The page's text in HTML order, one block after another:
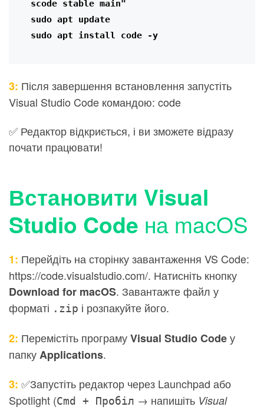
scode stable main"
sudo apt update
sudo apt install code -y
3: Після завершення встановлення запустіть
Visual Studio Code командою: code
✅ Редактор відкриється, і ви зможете відразу
почати працювати!
Встановити Visual
Studio Code на macOS
1: Перейдіть на сторінку завантаження VS Code:
https://code.visualstudio.com/. Натисніть кнопку
Download for macOS. Завантажте файл у
форматі .zip і розпакуйте його.
2: Перемістіть програмуVisual Studio Codeу
папкуApplications.
3: ✅Запустіть редактор через Launchpad або
Spotlight (Cmd + Пробіл → напишіть Visual